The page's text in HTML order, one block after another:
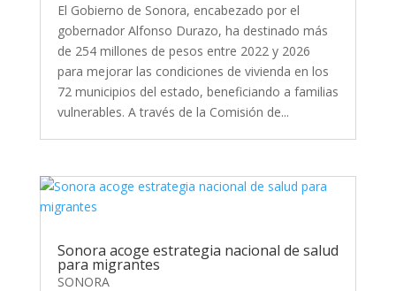
El Gobierno de Sonora, encabezado por el
gobernador Alfonso Durazo, ha destinado más
de 254 millones de pesos entre 2022 y 2026
para mejorar las condiciones de vivienda en los
72 municipios del estado, beneficiando a familias
vulnerables. A través de la Comisión de...
Sonora acoge estrategia nacional de salud
para migrantes
SONORA